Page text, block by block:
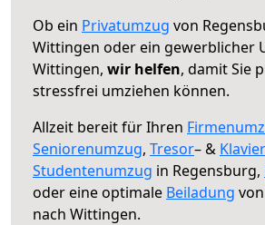
Ob ein Privatumzug von
Wittingen oder ein gewerblicher
Wittingen, wir helfen, damit Sie
stressfrei umziehen können.
Allzeit bereit für Ihren
Seniorenumzug, Tresor– &
Studentenumzug in Regensburg,
oder eine optimale Beiladung
nach Wittingen.